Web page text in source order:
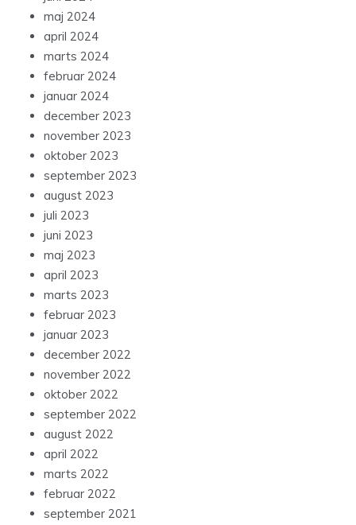
maj 2024
april 2024
marts 2024
februar 2024
januar 2024
december 2023
november 2023
oktober 2023
september 2023
august 2023
juli 2023
juni 2023
maj 2023
april 2023
marts 2023
februar 2023
januar 2023
december 2022
november 2022
oktober 2022
september 2022
august 2022
april 2022
marts 2022
februar 2022
september 2021